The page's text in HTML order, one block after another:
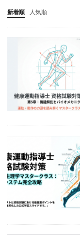
新着順 人気順